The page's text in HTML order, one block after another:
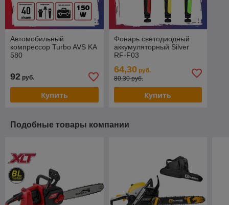
Автомобильный
компрессор Turbo AVS KA
580
92 руб.
Купить
Фонарь светодиодный
аккумуляторный Silver
RF-F03
64,30руб.
80,30 руб.
Купить
Подобные товары компании